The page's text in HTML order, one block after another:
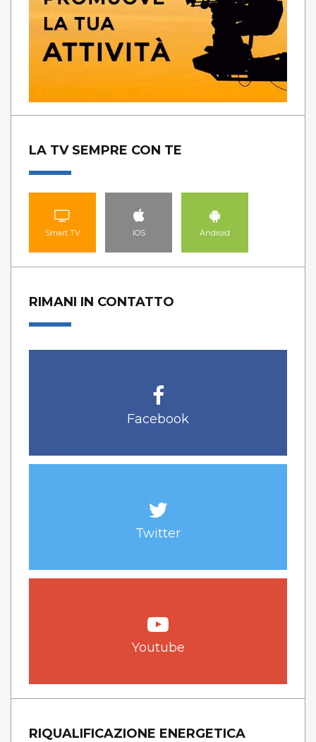
LA TV SEMPRE CON TE
Smart TV IOS Android
RIMANI IN CONTATTO
Facebook
Twitter
Youtube
RIQUALIFICAZIONE ENERGETICA